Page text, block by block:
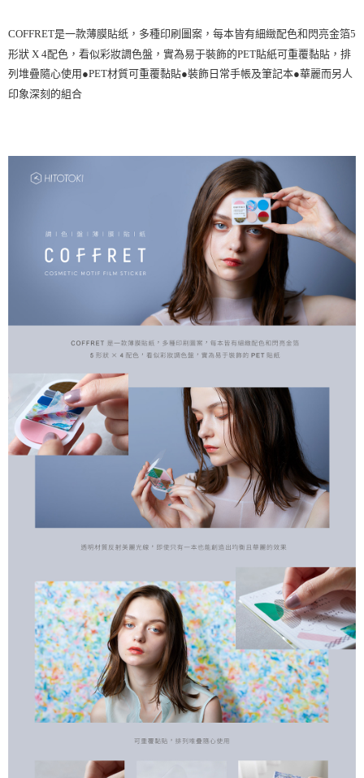
COFFRET是一款薄膜貼纸，多種印刷圖案，每本皆有細緻配色和閃亮金箔5
形狀 X 4配色，看似彩妝調色盤，實為易于裝飾的PET貼紙可重覆黏貼，排
列堆疊隨心使用●PET材質可重覆黏貼●裝飾日常手帳及筆記本●華麗而另人
印象深刻的組合